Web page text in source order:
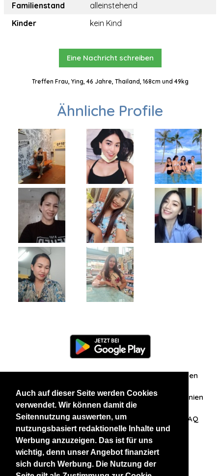
Auch auf dieser Seite werden Cookies
verwendet. Wir können damit die
Seitennutzung auswerten, um
nutzungsbasiert redaktionelle Inhalte und
Werbung anzuzeigen. Das ist für uns
wichtig, denn unser Angebot finanziert
sich durch Werbung. Die Nutzung der
Familienstand
alleinstehend
Kinder
kein Kind
Eine Nachricht schreiben
Treffen Frau, Ying, 46 Jahre, Thailand, 168cm und 49kg
Ähnliche Profile
Zuschriften/Erfahrungen
Datenschutzerklärung AGB Datenschutzrichtlinien
Nehmen Sie Kontakt mit uns auf FAQ
Unsere anderen Websites
BlackAndBeauties RussianKisses